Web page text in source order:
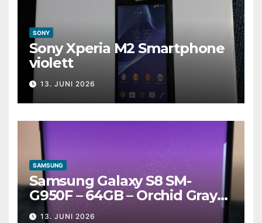
SONY
Sony Xperia M2 Smartphone
violett
13. JUNI 2026
SAMSUNG
Samsung Galaxy S8 SM-
G950F – 64GB – Orchid Gray
(Entsperrt) Top Zustand
13. JUNI 2026